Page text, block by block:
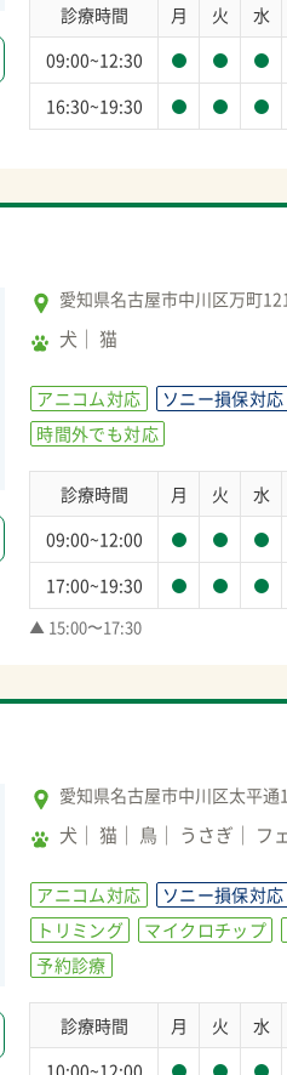
診療時間 月 火 水
09:00~12:30
16:30~19:30
愛知県名古屋市中川区万町
犬 猫
アニコム対応 ソニー損保対応
時間外でも対応
診療時間 月 火 水
09:00~12:00
17:00~19:30
▲ 15:00〜17:30
愛知県名古屋市中川区太平通
犬 猫 鳥 うさぎ フ
アニコム対応 ソニー損保対応
トリミング
マイクロチップ
予約診療
診療時間 月 火 水
10:00~12:00